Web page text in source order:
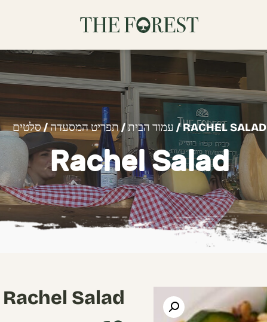
עמוד הבית/תפריט המסעדה/סלטים / RACHEL SALAD
Rachel Salad
Rachel Salad